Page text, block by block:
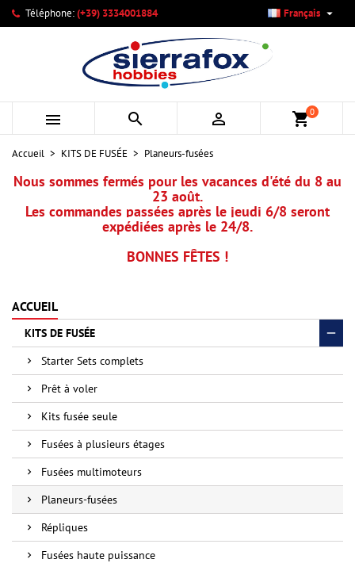
Téléphone:(+39) 3334001884 Français 
   shopping_cart0
Accueil KITS DE FUSÉE Planeurs-fusées
Nous sommes fermés pour les vacances d'été du 8 au
23 août.
Les commandes passées après le jeudi 6/8 seront
expédiées après le 24/8.
BONNES FÊTES !
ACCUEIL
KITS DE FUSÉE
Starter Sets complets
Prêt à voler
Kits fusée seule
Fusées à plusieurs étages
Fusées multimoteurs
Planeurs-fusées
Répliques
Fusées haute puissance
Mes listes d'envies ×
Créer une nouvelle liste
((modalTitle)) ×
((confirmMessage))
((cancelText)) ((modalDeleteText))
Créer une liste d'envies ×
Nom de la liste d'envies
Annuler Créer une liste d'envies
Connexion ×
Vous devez être connecté pour ajouter des produits à votre
liste d'envies.
Annuler Connexion